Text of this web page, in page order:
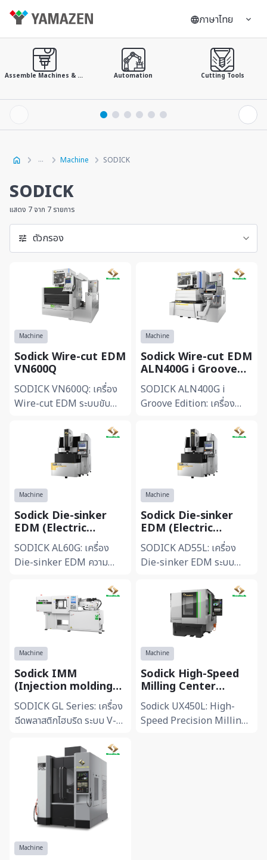
ภาษาไทย
Assemble Machines & Tools Automation Cutting Tools
Machine SODICK
SODICK
แสดง 7 จาก 7 รายการ
ตัวกรอง
Machine
Sodick Wire-cut EDM
VN600Q
SODICK VN600Q: เครื่อง
Wire-cut EDM ระบบขับ
เริ่มต้น -ขับเคลื่อนด้วยลิเนียร์
มอเตอร์ (Linear Moto...
Machine
Sodick Wire-cut EDM
ALN400G i Groove
Edition
SODICK ALN400G i
Groove Edition: เครื่อง
สูง -ติดตั้งระบบหมุนลวด i
Groove ครั้งแรกของโลก
Machine
Sodick Die-sinker
EDM (Electric
Discharge Machine)
AL60G
SODICK AL60G: เครื่อง
Die-sinker EDM ความ
เคลื่อนด้วยลิเนียร์มอเตอร์
(Linear Motor Drive) ต่อย
Machine
Sodick Die-sinker
EDM (Electric
Discharge Machine)
AD55L
SODICK AD55L: เครื่อง
Die-sinker EDM ระบบ
ประสิทธิภาพสูง -ขับเคลื่อน
ด้วยลิเนียร์มอเตอร์ 3 แกน
Machine
Sodick IMM
(Injection molding
machine) GL Series
V-LINE® Electric
Hybrid Machine
SODICK GL Series: เครื่อง
ฉีดพลาสติกไฮบริด ระบบ V-
เด่นด้วยระบบ V-LINE® แยก
ส่วนการหลอมละลายและการ
Machine
Sodick High-Speed
Milling Center
UX450L
Sodick UX450L: High-
Speed Precision Milling
Machine